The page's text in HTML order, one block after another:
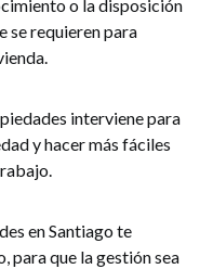
o la disposición
se requieren para
interviene para
y hacer más fáciles
en Santiago te
para que la gestión sea